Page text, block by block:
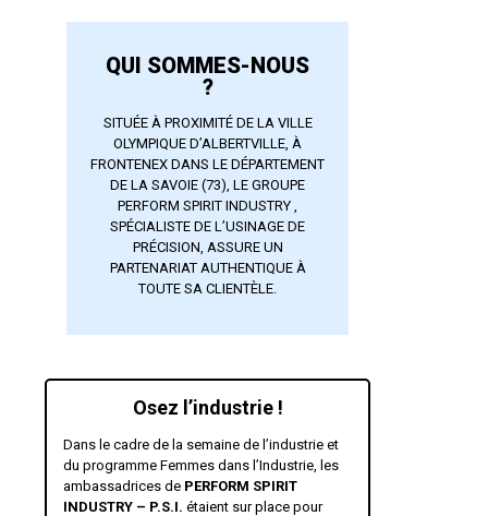
QUI SOMMES-NOUS
?
SITUÉE À PROXIMITÉ DE LA VILLE
OLYMPIQUE D’ALBERTVILLE, À
FRONTENEX DANS LE DÉPARTEMENT
DE LA SAVOIE (73), LE GROUPE
PERFORM SPIRIT INDUSTRY ,
SPÉCIALISTE DE L’USINAGE DE
PRÉCISION, ASSURE UN
PARTENARIAT AUTHENTIQUE À
TOUTE SA CLIENTÈLE.
Osez l’industrie !
Dans le cadre de la semaine de l’industrie et
du programme Femmes dans l’Industrie, les
ambassadrices de PERFORM SPIRIT
INDUSTRY – P.S.I. étaient sur place pour